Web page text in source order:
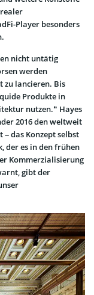
Player besonders
nicht untätig
werden
zu lancieren. Bis
Produkte in
nutzen.“ Hayes
2016 den weltweit
das Konzept selbst
der es in den frühen
Kommerzialisierung
gibt der